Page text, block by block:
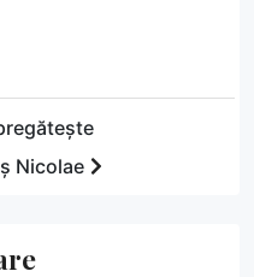
Nicolae